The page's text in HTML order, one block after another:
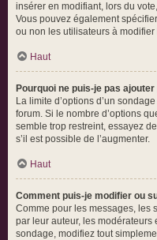
insérer en modifiant, lors du
Vous pouvez également
ou non les utilisateurs à modifier
Haut
Pourquoi ne puis-je pas
La limite d’options d’un
forum. Si le nombre d’options
semble trop restreint, essayez
s’il est possible de l’augmenter.
Haut
Comment puis-je modifier ou
Comme pour les messages, les
par leur auteur, les modérateurs
sondage, modifiez tout